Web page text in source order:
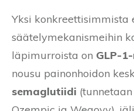
Yksi konkreettisimmista
säätelymekanismeihin
läpimurroista on GLP-
nousu painonhoidon
semaglutiidi